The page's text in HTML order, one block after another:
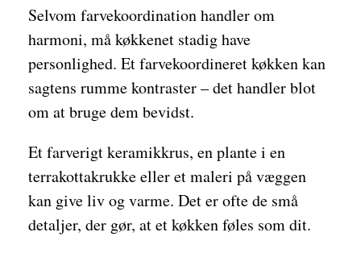
Selvom farvekoordination handler om
harmoni, må køkkenet stadig have
personlighed. Et farvekoordineret køkken kan
sagtens rumme kontraster – det handler blot
om at bruge dem bevidst.
Et farverigt keramikkrus, en plante i en
terrakottakrukke eller et maleri på væggen
kan give liv og varme. Det er ofte de små
detaljer, der gør, at et køkken føles som dit.